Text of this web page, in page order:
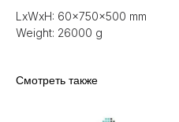
LxWxH: 60x750x500 mm
Weight: 26000 g
Смотреть также